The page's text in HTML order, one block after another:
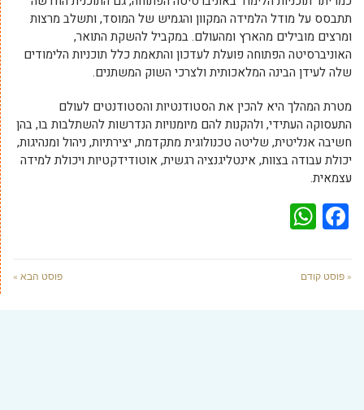
תתבסס על מודל הלמידה המקוון והגמיש של המוסד, ותשלב מרצות
ומרצים מובילים מהארץ ומהעולם. במקביל להשקת התואר,
האוניברסיטה הפתוחה פועלת לעדכון והתאמת כלל תוכניות הלימודים
שלה לעידן הבינה המלאכותית ולצרכי השוק המשתנים.
מטרת המהלך היא להכין את הסטודנטיות והסטודנטים לעולם
התעסוקה העתידי, ולהקנות להם מיומנויות הנדרשות להשתלבות בו, בהן
חשיבה אנליטית, שליטה טכנולוגית מתקדמת, יצירתיות, ניהול ומנהיגות,
יכולת עבודה בצוות, אינטליגנציה רגשית, אוטודידקטיות ויכולת למידה
עצמאית.
Facebook
« פוסט קודם פוסט הבא »